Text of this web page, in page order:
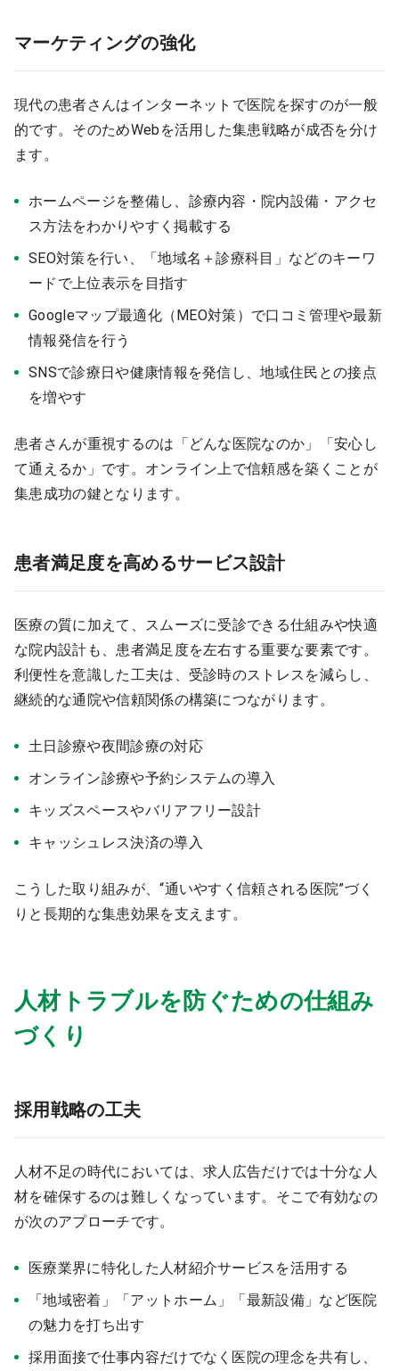
マーケティングの強化
現代の患者さんはインターネットで医院を探すのが一般
的です。そのためWebを活用した集患戦略が成否を分け
ます。
ホームページを整備し、診療内容・院内設備・アクセ
ス方法をわかりやすく掲載する
SEO対策を行い、「地域名＋診療科目」などのキーワ
ードで上位表示を目指す
Googleマップ最適化（MEO対策）で口コミ管理や最新
情報発信を行う
SNSで診療日や健康情報を発信し、地域住民との接点
を増やす
患者さんが重視するのは「どんな医院なのか」「安心し
て通えるか」です。オンライン上で信頼感を築くことが
集患成功の鍵となります。
患者満足度を高めるサービス設計
医療の質に加えて、スムーズに受診できる仕組みや快適
な院内設計も、患者満足度を左右する重要な要素です。
利便性を意識した工夫は、受診時のストレスを減らし、
継続的な通院や信頼関係の構築につながります。
土日診療や夜間診療の対応
オンライン診療や予約システムの導入
キッズスペースやバリアフリー設計
キャッシュレス決済の導入
こうした取り組みが、“通いやすく信頼される医院”づく
りと長期的な集患効果を支えます。
人材トラブルを防ぐための仕組み
づくり
採用戦略の工夫
人材不足の時代においては、求人広告だけでは十分な人
材を確保するのは難しくなっています。そこで有効なの
が次のアプローチです。
医療業界に特化した人材紹介サービスを活用する
「地域密着」「アットホーム」「最新設備」など医院
の魅力を打ち出す
採用面接で仕事内容だけでなく医院の理念を共有し、